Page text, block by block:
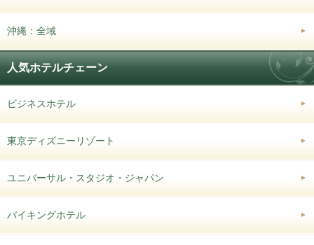
沖縄：全域
人気ホテルチェーン
ビジネスホテル
東京ディズニーリゾート
ユニバーサル・スタジオ・ジャパン
バイキングホテル